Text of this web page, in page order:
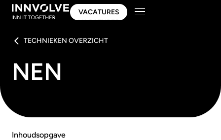
VACATURES
VACATURES
TECHNIEKEN OVERZICHT
NEN
Inhoudsopgave